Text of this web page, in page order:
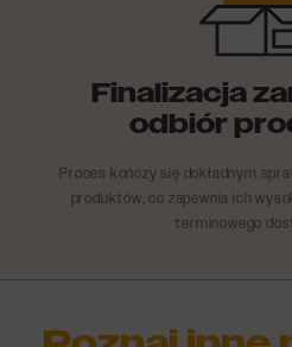
Finalizacja
odbiór
Proces kończy się dokładnym
produktów, co zapewnia ich
terminowego